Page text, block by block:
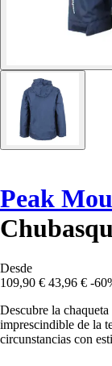
Peak
Desde
109,90 € 43,96 € -
Descubre la
imprescindible de la
circunstancias con